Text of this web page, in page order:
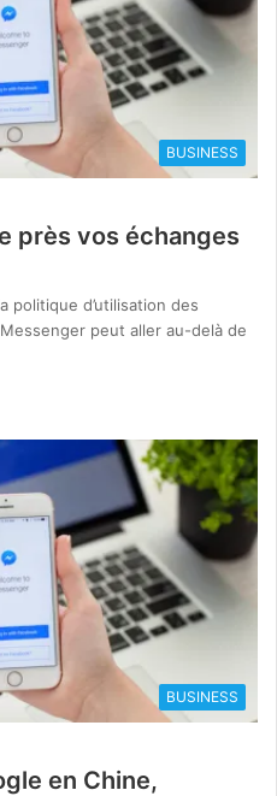
BUSINESS
près vos échanges
politique d’utilisation des
peut aller au-delà de
BUSINESS
en Chine,